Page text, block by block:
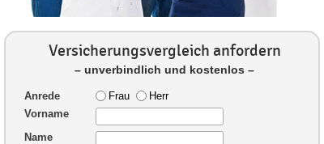
Versicherungsvergleich anfordern
– unverbindlich und kostenlos –
Anrede Frau
Herr
Vorname
Name